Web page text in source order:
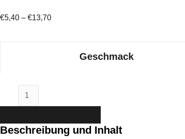
€5,40 – €13,70
Geschmack
Beschreibung und Inhalt